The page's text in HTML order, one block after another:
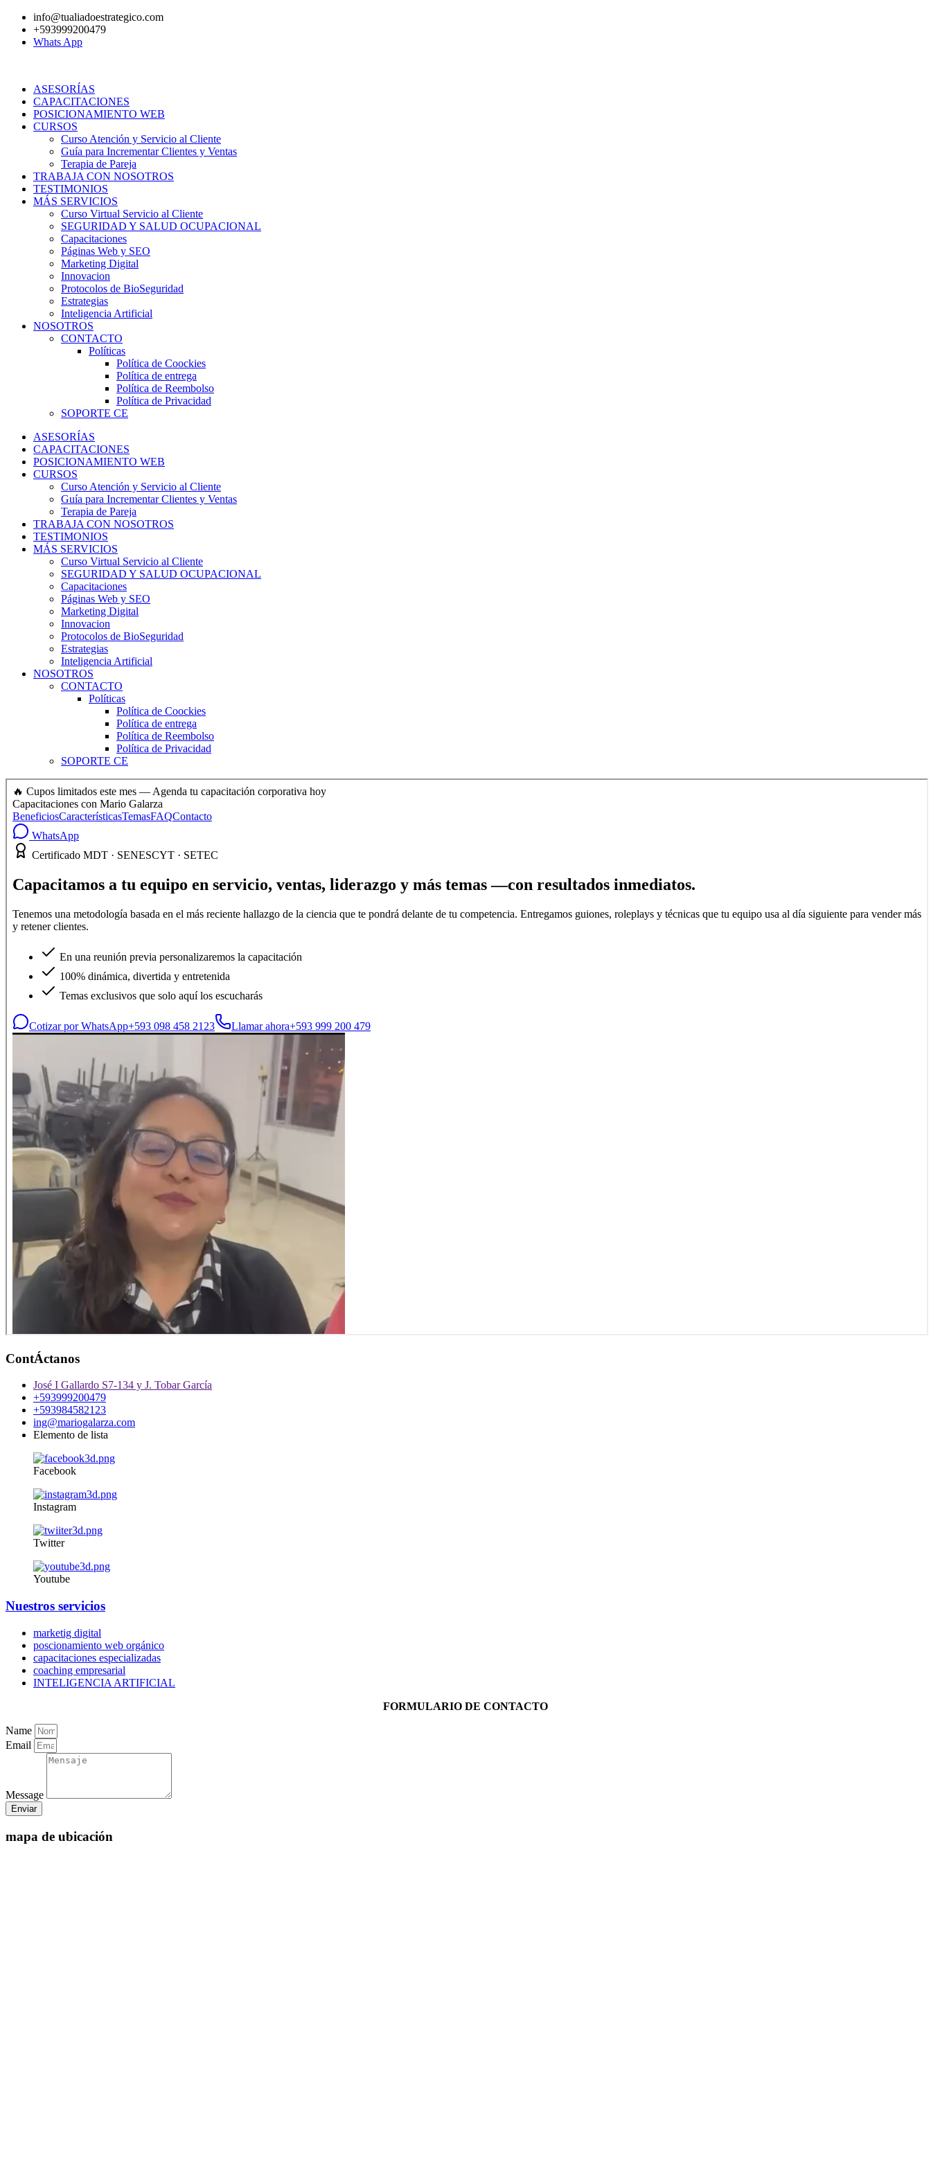
contenido
info@tualiadoestrategico.com
+593999200479
Whats App
ASESORÍAS
CAPACITACIONES
POSICIONAMIENTO WEB
CURSOS
Curso Atención y Servicio al Cliente
Guía para Incrementar Clientes y Ventas
Terapia de Pareja
TRABAJA CON NOSOTROS
TESTIMONIOS
MÁS SERVICIOS
Curso Virtual Servicio al Cliente
SEGURIDAD Y SALUD OCUPACIONAL
Capacitaciones
Páginas Web y SEO
Marketing Digital
Innovacion
Protocolos de BioSeguridad
Estrategias
Inteligencia Artificial
NOSOTROS
CONTACTO
Políticas
Política de Coockies
Política de entrega
Política de Reembolso
Política de Privacidad
SOPORTE CE
ASESORÍAS
CAPACITACIONES
POSICIONAMIENTO WEB
CURSOS
Curso Atención y Servicio al Cliente
Guía para Incrementar Clientes y Ventas
Terapia de Pareja
TRABAJA CON NOSOTROS
TESTIMONIOS
MÁS SERVICIOS
Curso Virtual Servicio al Cliente
SEGURIDAD Y SALUD OCUPACIONAL
Capacitaciones
Páginas Web y SEO
Marketing Digital
Innovacion
Protocolos de BioSeguridad
Estrategias
Inteligencia Artificial
NOSOTROS
CONTACTO
Políticas
Política de Coockies
Política de entrega
Política de Reembolso
Política de Privacidad
SOPORTE CE
ContÁctanos
José I Gallardo S7-134 y J. Tobar García
+593999200479
+593984582123
ing@mariogalarza.com
Elemento de lista
Facebook
Instagram
Twitter
Youtube
Nuestros servicios
marketig digital
poscionamiento web orgánico
capacitaciones especializadas
coaching empresarial
INTELIGENCIA ARTIFICIAL
FORMULARIO DE CONTACTO
Name
Email
Message
Enviar
mapa de ubicación